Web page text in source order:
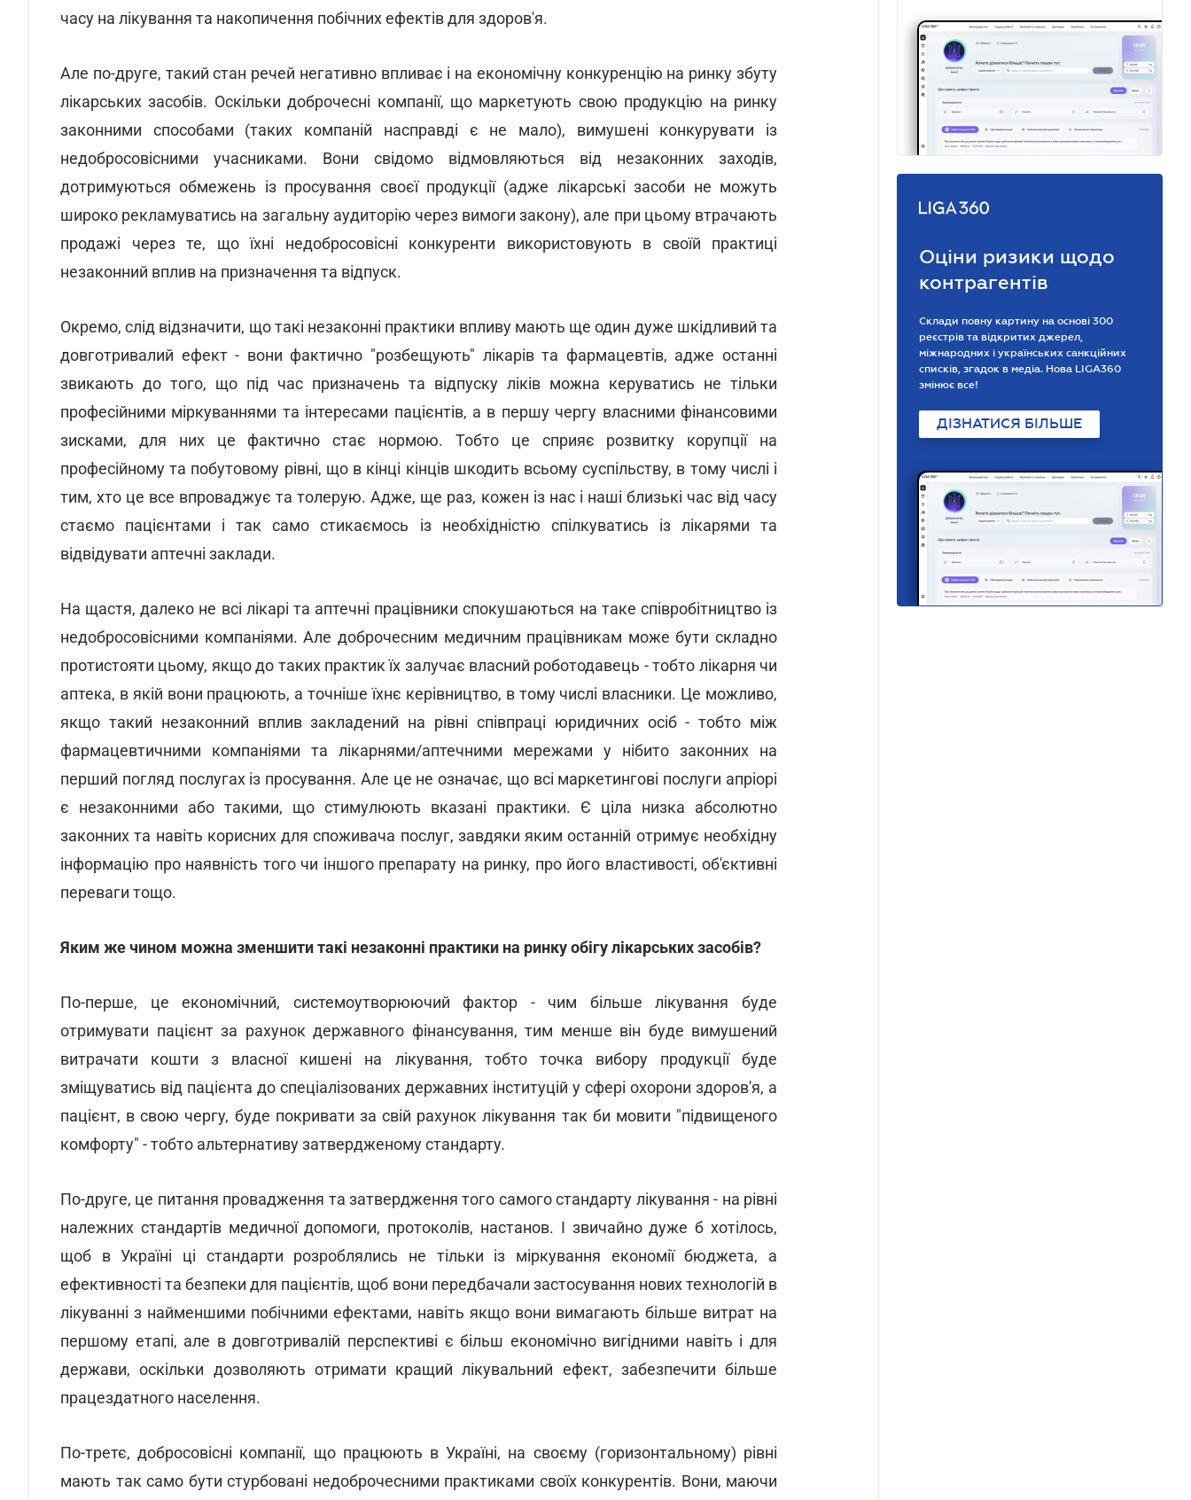
часу на лікування та накопичення побічних ефектів для здоров'я.
Але по-друге, такий стан речей негативно впливає і на економічну конкуренцію на ринку збуту
лікарських засобів. Оскільки доброчесні компанії, що маркетують свою продукцію на ринку
законними способами (таких компаній насправді є не мало), вимушені конкурувати із
недобросовісними учасниками. Вони свідомо відмовляються від незаконних заходів,
дотримуються обмежень із просування своєї продукції (адже лікарські засоби не можуть
широко рекламуватись на загальну аудиторію через вимоги закону), але при цьому втрачають
продажі через те, що їхні недобросовісні конкуренти використовують в своїй практиці
незаконний вплив на призначення та відпуск.
Окремо, слід відзначити, що такі незаконні практики впливу мають ще один дуже шкідливий та
довготривалий ефект - вони фактично "розбещують" лікарів та фармацевтів, адже останні
звикають до того, що під час призначень та відпуску ліків можна керуватись не тільки
професійними міркуваннями та інтересами пацієнтів, а в першу чергу власними фінансовими
зисками, для них це фактично стає нормою. Тобто це сприяє розвитку корупції на
професійному та побутовому рівні, що в кінці кінців шкодить всьому суспільству, в тому числі і
тим, хто це все впроваджує та толерую. Адже, ще раз, кожен із нас і наші близькі час від часу
стаємо пацієнтами і так само стикаємось із необхідністю спілкуватись із лікарями та
відвідувати аптечні заклади.
На щастя, далеко не всі лікарі та аптечні працівники спокушаються на таке співробітництво із
недобросовісними компаніями. Але доброчесним медичним працівникам може бути складно
протистояти цьому, якщо до таких практик їх залучає власний роботодавець - тобто лікарня чи
аптека, в якій вони працюють, а точніше їхнє керівництво, в тому числі власники. Це можливо,
якщо такий незаконний вплив закладений на рівні співпраці юридичних осіб - тобто між
фармацевтичними компаніями та лікарнями/аптечними мережами у нібито законних на
перший погляд послугах із просування. Але це не означає, що всі маркетингові послуги апріорі
є незаконними або такими, що стимулюють вказані практики. Є ціла низка абсолютно
законних та навіть корисних для споживача послуг, завдяки яким останній отримує необхідну
інформацію про наявність того чи іншого препарату на ринку, про його властивості, об'єктивні
переваги тощо.
Яким же чином можна зменшити такі незаконні практики на ринку обігу лікарських засобів?
По-перше, це економічний, системоутворюючий фактор - чим більше лікування буде
отримувати пацієнт за рахунок державного фінансування, тим менше він буде вимушений
витрачати кошти з власної кишені на лікування, тобто точка вибору продукції буде
зміщуватись від пацієнта до спеціалізованих державних інституцій у сфері охорони здоров'я, а
пацієнт, в свою чергу, буде покривати за свій рахунок лікування так би мовити "підвищеного
комфорту" - тобто альтернативу затвердженому стандарту.
По-друге, це питання провадження та затвердження того самого стандарту лікування - на рівні
належних стандартів медичної допомоги, протоколів, настанов. І звичайно дуже б хотілось,
щоб в Україні ці стандарти розроблялись не тільки із міркування економії бюджета, а
ефективності та безпеки для пацієнтів, щоб вони передбачали застосування нових технологій в
лікуванні з найменшими побічними ефектами, навіть якщо вони вимагають більше витрат на
першому етапі, але в довготривалій перспективі є більш економічно вигідними навіть і для
держави, оскільки дозволяють отримати кращий лікувальний ефект, забезпечити більше
працездатного населення.
По-третє, добросовісні компанії, що працюють в Україні, на своєму (горизонтальному) рівні
мають так само бути стурбовані недоброчесними практиками своїх конкурентів. Вони, маючи
Оціни ризики щодо
контрагентів
Склади повну картину на основі 300
реєстрів та відкритих джерел,
міжнародних і українських санкційних
списків, згадок в медіа. Нова LIGA360
змінює все!
ДІЗНАТИСЯ БІЛЬШЕ